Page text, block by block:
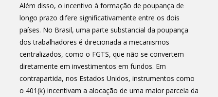
Além disso, o incentivo à formação de poupança de
longo prazo difere significativamente entre os dois
países. No Brasil, uma parte substancial da poupança
dos trabalhadores é direcionada a mecanismos
centralizados, como o FGTS, que não se convertem
diretamente em investimentos em fundos. Em
contrapartida, nos Estados Unidos, instrumentos como
o 401(k) incentivam a alocação de uma maior parcela da